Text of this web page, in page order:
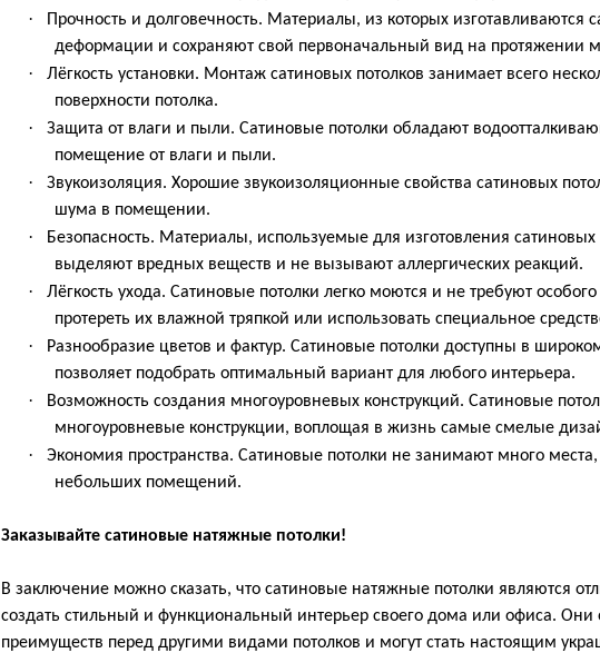
·
Прочность и долговечность. Материалы, из которых изготавливаются
деформации и сохраняют свой первоначальный вид на протяжении
·
Лёгкость установки. Монтаж сатиновых потолков занимает всего
поверхности потолка.
·
Защита от влаги и пыли. Сатиновые потолки обладают
помещение от влаги и пыли.
·
Звукоизоляция. Хорошие звукоизоляционные свойства сатиновых
шума в помещении.
·
Безопасность. Материалы, используемые для изготовления сатиновых
выделяют вредных веществ и не вызывают аллергических реакций.
·
Лёгкость ухода. Сатиновые потолки легко моются и не требуют особого
протереть их влажной тряпкой или использовать специальное
·
Разнообразие цветов и фактур. Сатиновые потолки доступны в
позволяет подобрать оптимальный вариант для любого интерьера.
·
Возможность создания многоуровневых конструкций. Сатиновые
многоуровневые конструкции, воплощая в жизнь самые смелые
·
Экономия пространства. Сатиновые потолки не занимают много
небольших помещений.
Заказывайте сатиновые натяжные потолки!
В заключение можно сказать, что сатиновые натяжные потолки являются
создать стильный и функциональный интерьер своего дома или офиса.
преимуществ перед другими видами потолков и могут стать настоящим